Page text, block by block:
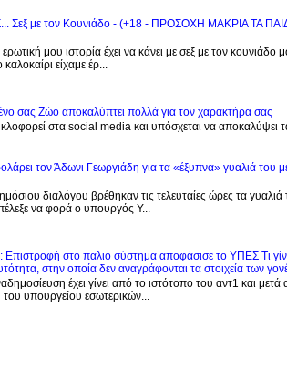
Σεξ με τον Kουνιάδο - (+18 - ΠΡΟΣΟΧΗ ΜΑΚΡΙΑ ΤΑ
μου ιστορία έχει να κάνει με σεξ με τον
είχαμε έρ...
σας Zώο αποκαλύπτει πολλά για τον χαρακτήρα σας
στα social media και υπόσχεται να αποκαλύψει
τον Άδωνι Γεωργιάδη για τα «έξυπνα» γυαλιά του
διαλόγου βρέθηκαν τις τελευταίες ώρες τα γυαλιά
να φορά ο υπουργός Υ...
Eπιστροφή στο παλιό σύστημα αποφάσισε το ΥΠΕΣ Τι
στην οποία δεν αναγράφονται τα στοιχεία των
έχει γίνει από το ιστότοπο του αντ1 και μετά
υπουργείου εσωτερικών...